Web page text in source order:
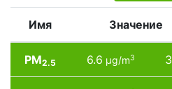
Имя Значение
PM2.5 6.6 µg/m3